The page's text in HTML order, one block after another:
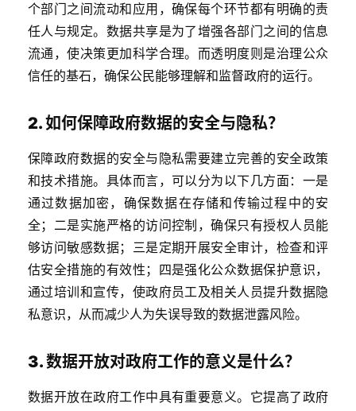
个部门之间流动和应用，确保每个环节都有明确的责
任人与规定。数据共享是为了增强各部门之间的信息
流通，使决策更加科学合理。而透明度则是治理公众
信任的基石，确保公民能够理解和监督政府的运行。
2. 如何保障政府数据的安全与隐私？
保障政府数据的安全与隐私需要建立完善的安全政策
和技术措施。具体而言，可以分为以下几方面：一是
通过数据加密，确保数据在存储和传输过程中的安
全；二是实施严格的访问控制，确保只有授权人员能
够访问敏感数据；三是定期开展安全审计，检查和评
估安全措施的有效性；四是强化公众数据保护意识，
通过培训和宣传，使政府员工及相关人员提升数据隐
私意识，从而减少人为失误导致的数据泄露风险。
3. 数据开放对政府工作的意义是什么？
数据开放在政府工作中具有重要意义。它提高了政府